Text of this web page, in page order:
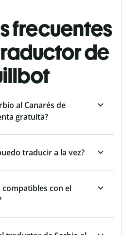
frecuentes
de
al Canarés de
gratuita?
traducir a la vez?
compatibles con el